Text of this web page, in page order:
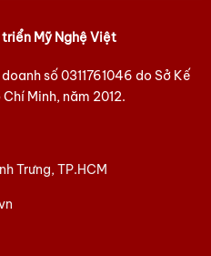
Mỹ Nghệ Việt
số0311761046 do Sở Kế
Minh, năm 2012.
Trưng, TP.HCM